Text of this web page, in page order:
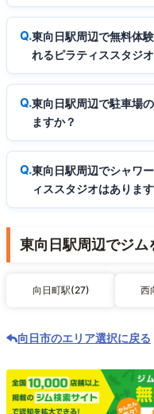
東向日駅周辺で無料体
れるピラティススタジ
東向日駅周辺で駐車場
ますか？
東向日駅周辺でシャワ
ィススタジオはありま
東向日駅周辺でジム
向日町駅(27) 西
向日市のエリア選択に戻る